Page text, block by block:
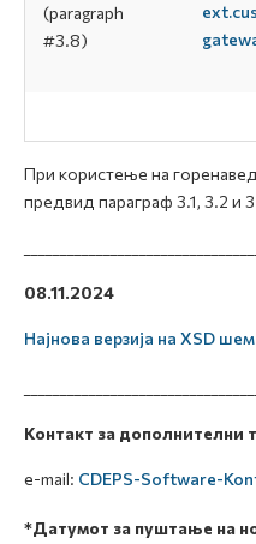
(paragraph
#3.8)
При користење на
предвид параграф 3.1, 3.2 и
08.11.2024
Најнова верзија на XSD
Контакт за
e-mail: CDEPS-Software-
*Датумот за пуштање на